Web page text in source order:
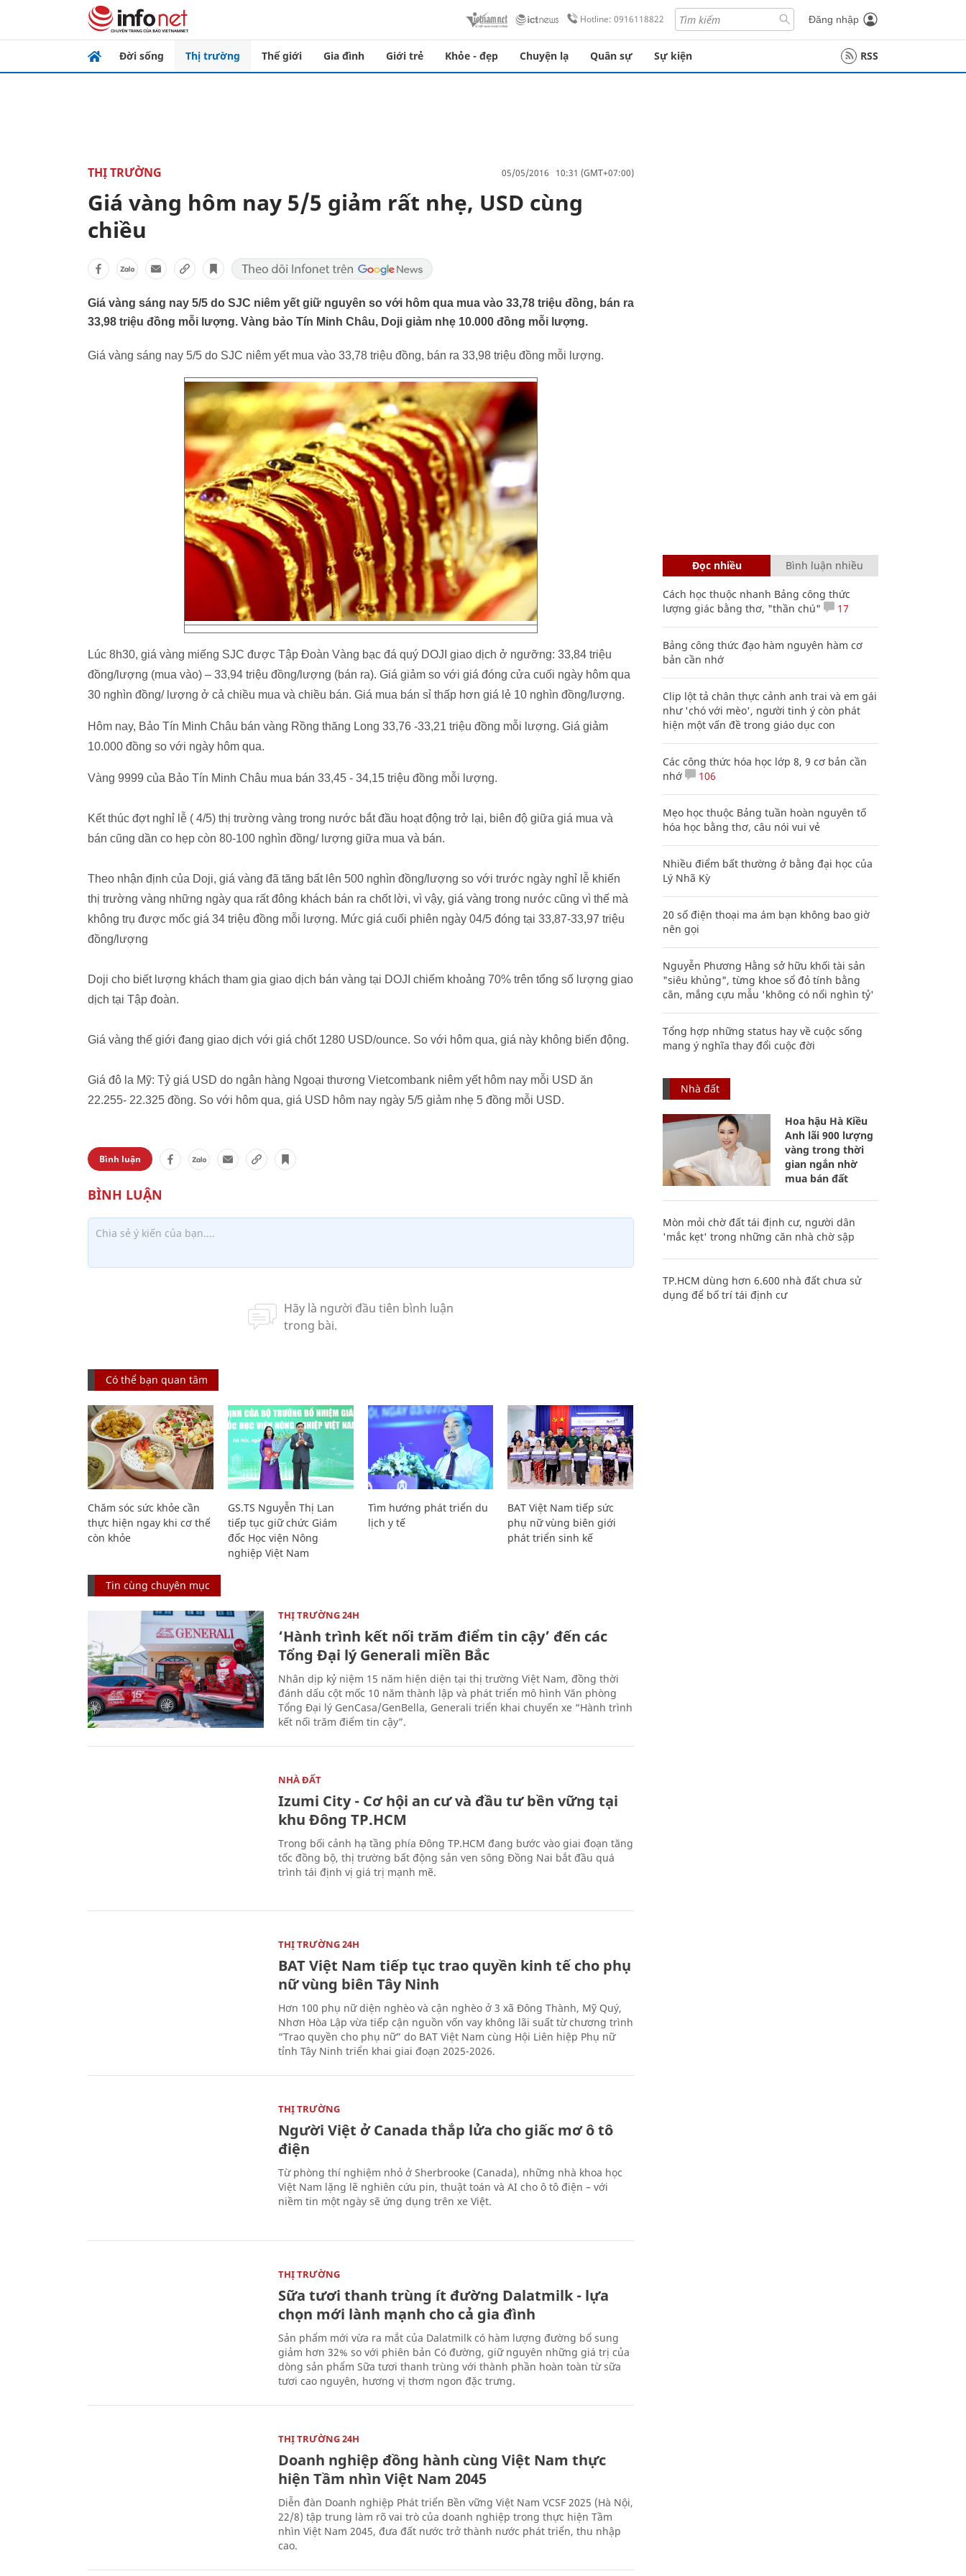
Hotline: 0916118822 Đăng nhập
Đời sống Thị trường Thế giới Gia đình Giới trẻ Khỏe - đẹp Chuyện lạ Quân sự Sự kiện RSS
THỊ TRƯỜNG 05/05/2016 10:31 (GMT+07:00)
Giá vàng hôm nay 5/5 giảm rất nhẹ, USD cùng
chiều
Giá vàng sáng nay 5/5 do SJC niêm yết giữ nguyên so với hôm qua mua vào 33,78 triệu đồng, bán ra
33,98 triệu đồng mỗi lượng. Vàng bảo Tín Minh Châu, Doji giảm nhẹ 10.000 đồng mỗi lượng.
Giá vàng sáng nay 5/5 do SJC niêm yết mua vào 33,78 triệu đồng, bán ra 33,98 triệu đồng mỗi lượng.
Lúc 8h30, giá vàng miếng SJC được Tập Đoàn Vàng bạc đá quý DOJI giao dịch ở ngưỡng: 33,84 triệu
đồng/lượng (mua vào) – 33,94 triệu đồng/lượng (bán ra). Giá giảm so với giá đóng cửa cuối ngày hôm qua
30 nghìn đồng/ lượng ở cả chiều mua và chiều bán. Giá mua bán sỉ thấp hơn giá lẻ 10 nghìn đồng/lượng.
Hôm nay, Bảo Tín Minh Châu bán vàng Rồng thăng Long 33,76 -33,21 triệu đồng mỗi lượng. Giá giảm
10.000 đồng so với ngày hôm qua.
Vàng 9999 của Bảo Tín Minh Châu mua bán 33,45 - 34,15 triệu đồng mỗi lượng.
Kết thúc đợt nghỉ lễ ( 4/5) thị trường vàng trong nước bắt đầu hoạt động trở lại, biên độ giữa giá mua và
bán cũng dần co hẹp còn 80-100 nghìn đồng/ lượng giữa mua và bán.
Theo nhận định của Doji, giá vàng đã tăng bất lên 500 nghìn đồng/lượng so với trước ngày nghỉ lễ khiến
thị trường vàng những ngày qua rất đông khách bán ra chốt lời, vì vậy, giá vàng trong nước cũng vì thế mà
không trụ được mốc giá 34 triệu đồng mỗi lượng. Mức giá cuối phiên ngày 04/5 đóng tại 33,87-33,97 triệu
đồng/lượng
Doji cho biết lượng khách tham gia giao dịch bán vàng tại DOJI chiếm khoảng 70% trên tổng số lượng giao
dịch tại Tập đoàn.
Giá vàng thế giới đang giao dịch với giá chốt 1280 USD/ounce. So với hôm qua, giá này không biến động.
Giá đô la Mỹ: Tỷ giá USD do ngân hàng Ngoại thương Vietcombank niêm yết hôm nay mỗi USD ăn
22.255- 22.325 đồng. So với hôm qua, giá USD hôm nay ngày 5/5 giảm nhẹ 5 đồng mỗi USD.
Bình luận
Có thể bạn quan tâm
Chăm sóc sức khỏe cần
thực hiện ngay khi cơ thể
còn khỏe
GS.TS Nguyễn Thị Lan
tiếp tục giữ chức Giám
đốc Học viện Nông
nghiệp Việt Nam
Tìm hướng phát triển du
lịch y tế
BAT Việt Nam tiếp sức
phụ nữ vùng biên giới
phát triển sinh kế
Tin cùng chuyên mục
THỊ TRƯỜNG 24H
‘Hành trình kết nối trăm điểm tin cậy’ đến các
Tổng Đại lý Generali miền Bắc
Nhân dịp kỷ niệm 15 năm hiện diện tại thị trường Việt Nam, đồng thời
đánh dấu cột mốc 10 năm thành lập và phát triển mô hình Văn phòng
Tổng Đại lý GenCasa/GenBella, Generali triển khai chuyến xe “Hành trình
kết nối trăm điểm tin cậy”.
NHÀ ĐẤT
Izumi City - Cơ hội an cư và đầu tư bền vững tại
khu Đông TP.HCM
Trong bối cảnh hạ tầng phía Đông TP.HCM đang bước vào giai đoạn tăng
tốc đồng bộ, thị trường bất động sản ven sông Đồng Nai bắt đầu quá
trình tái định vị giá trị mạnh mẽ.
THỊ TRƯỜNG 24H
BAT Việt Nam tiếp tục trao quyền kinh tế cho phụ
nữ vùng biên Tây Ninh
Hơn 100 phụ nữ diện nghèo và cận nghèo ở 3 xã Đông Thành, Mỹ Quý,
Nhơn Hòa Lập vừa tiếp cận nguồn vốn vay không lãi suất từ chương trình
“Trao quyền cho phụ nữ” do BAT Việt Nam cùng Hội Liên hiệp Phụ nữ
tỉnh Tây Ninh triển khai giai đoạn 2025-2026.
THỊ TRƯỜNG
Người Việt ở Canada thắp lửa cho giấc mơ ô tô
điện
Từ phòng thí nghiệm nhỏ ở Sherbrooke (Canada), những nhà khoa học
Việt Nam lặng lẽ nghiên cứu pin, thuật toán và AI cho ô tô điện – với
niềm tin một ngày sẽ ứng dụng trên xe Việt.
THỊ TRƯỜNG
Sữa tươi thanh trùng ít đường Dalatmilk - lựa
chọn mới lành mạnh cho cả gia đình
Sản phẩm mới vừa ra mắt của Dalatmilk có hàm lượng đường bổ sung
giảm hơn 32% so với phiên bản Có đường, giữ nguyên những giá trị của
dòng sản phẩm Sữa tươi thanh trùng với thành phần hoàn toàn từ sữa
tươi cao nguyên, hương vị thơm ngon đặc trưng.
THỊ TRƯỜNG 24H
Doanh nghiệp đồng hành cùng Việt Nam thực
hiện Tầm nhìn Việt Nam 2045
Diễn đàn Doanh nghiệp Phát triển Bền vững Việt Nam VCSF 2025 (Hà Nội,
22/8) tập trung làm rõ vai trò của doanh nghiệp trong thực hiện Tầm
nhìn Việt Nam 2045, đưa đất nước trở thành nước phát triển, thu nhập
cao.
Đọc nhiều Bình luận nhiều
Cách học thuộc nhanh Bảng công thức
lượng giác bằng thơ, "thần chú"
17
Bảng công thức đạo hàm nguyên hàm cơ
bản cần nhớ
Clip lột tả chân thực cảnh anh trai và em gái
như 'chó với mèo', người tinh ý còn phát
hiện một vấn đề trong giáo dục con
Các công thức hóa học lớp 8, 9 cơ bản cần
nhớ
106
Mẹo học thuộc Bảng tuần hoàn nguyên tố
hóa học bằng thơ, câu nói vui vẻ
Nhiều điểm bất thường ở bằng đại học của
Lý Nhã Kỳ
20 số điện thoại ma ám bạn không bao giờ
nên gọi
Nguyễn Phương Hằng sở hữu khối tài sản
"siêu khủng", từng khoe sổ đỏ tính bằng
cân, mắng cựu mẫu 'không có nổi nghìn tỷ'
Tổng hợp những status hay về cuộc sống
mang ý nghĩa thay đổi cuộc đời
Nhà đất
Hoa hậu Hà Kiều
Anh lãi 900 lượng
vàng trong thời
gian ngắn nhờ
mua bán đất
Mòn mỏi chờ đất tái định cư, người dân
'mắc kẹt' trong những căn nhà chờ sập
TP.HCM dùng hơn 6.600 nhà đất chưa sử
dụng để bố trí tái định cư